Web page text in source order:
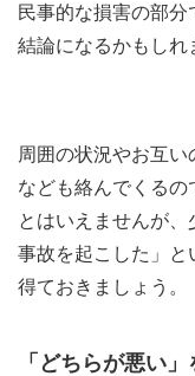
民事的な損害の部分
結論になるかもしれ
周囲の状況やお互
なども絡んでくるの
とはいえませんが
事故を起こした」と
得ておきましょう。
「どちらが悪い